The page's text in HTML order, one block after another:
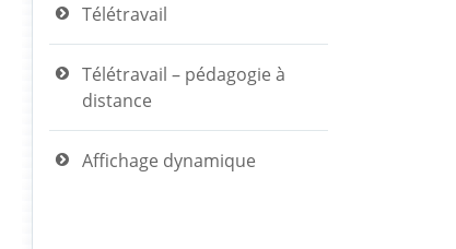
Télétravail
Télétravail – pédagogie à
distance
Affichage dynamique